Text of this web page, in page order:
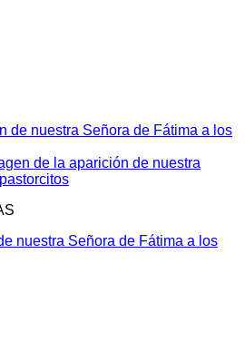
nuestra Señora de Fátima a los